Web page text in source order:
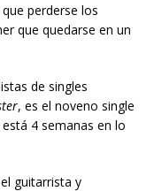
perderse los
que quedarse en un
de singles
, es el noveno single
4 semanas en lo
guitarrista y